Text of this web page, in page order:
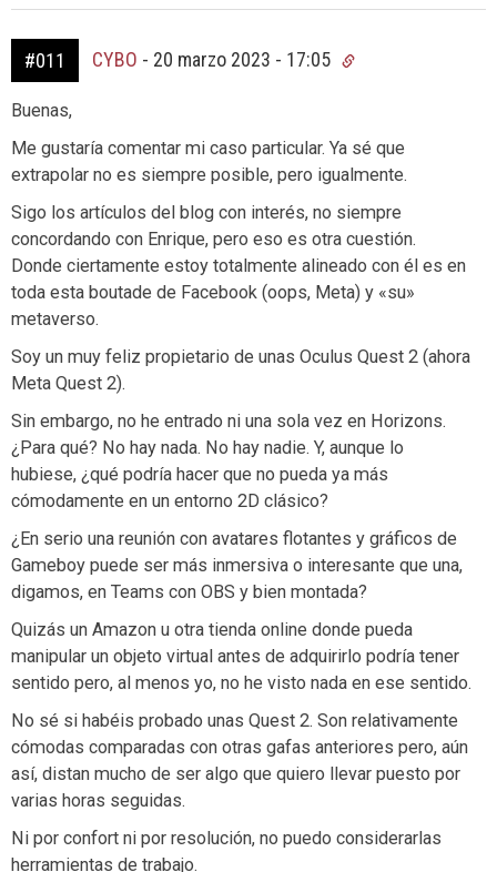
#011 CYBO - 20 marzo 2023 - 17:05
Buenas,
Me gustaría comentar mi caso particular. Ya sé que
extrapolar no es siempre posible, pero igualmente.
Sigo los artículos del blog con interés, no siempre
concordando con Enrique, pero eso es otra cuestión.
Donde ciertamente estoy totalmente alineado con él es en
toda esta boutade de Facebook (oops, Meta) y «su»
metaverso.
Soy un muy feliz propietario de unas Oculus Quest 2 (ahora
Meta Quest 2).
Sin embargo, no he entrado ni una sola vez en Horizons.
¿Para qué? No hay nada. No hay nadie. Y, aunque lo
hubiese, ¿qué podría hacer que no pueda ya más
cómodamente en un entorno 2D clásico?
¿En serio una reunión con avatares flotantes y gráficos de
Gameboy puede ser más inmersiva o interesante que una,
digamos, en Teams con OBS y bien montada?
Quizás un Amazon u otra tienda online donde pueda
manipular un objeto virtual antes de adquirirlo podría tener
sentido pero, al menos yo, no he visto nada en ese sentido.
No sé si habéis probado unas Quest 2. Son relativamente
cómodas comparadas con otras gafas anteriores pero, aún
así, distan mucho de ser algo que quiero llevar puesto por
varias horas seguidas.
Ni por confort ni por resolución, no puedo considerarlas
herramientas de trabajo.